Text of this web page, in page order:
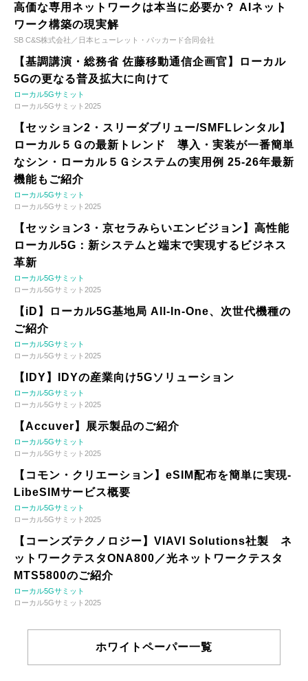
高価な専用ネットワークは本当に必要か？ AIネット
ワーク構築の現実解
SB C&S株式会社／日本ヒューレット・パッカード合同会社
【基調講演・総務省 佐藤移動通信企画官】ローカル
5Gの更なる普及拡大に向けて
ローカル5Gサミット
ローカル5Gサミット2025
【セッション2・スリーダブリュー/SMFLレンタル】
ローカル５Ｇの最新トレンド 導入・実装が一番簡単
なシン・ローカル５Ｇシステムの実用例 25-26年最新
機能もご紹介
ローカル5Gサミット
ローカル5Gサミット2025
【セッション3・京セラみらいエンビジョン】高性能
ローカル5G：新システムと端末で実現するビジネス
革新
ローカル5Gサミット
ローカル5Gサミット2025
【iD】ローカル5G基地局 All-In-One、次世代機種の
ご紹介
ローカル5Gサミット
ローカル5Gサミット2025
【IDY】IDYの産業向け5Gソリューション
ローカル5Gサミット
ローカル5Gサミット2025
【Accuver】展示製品のご紹介
ローカル5Gサミット
ローカル5Gサミット2025
【コモン・クリエーション】eSIM配布を簡単に実現-
LibeSIMサービス概要
ローカル5Gサミット
ローカル5Gサミット2025
【コーンズテクノロジー】VIAVI Solutions社製 ネ
ットワークテスタONA800／光ネットワークテスタ
MTS5800のご紹介
ローカル5Gサミット
ローカル5Gサミット2025
ホワイトペーパー一覧